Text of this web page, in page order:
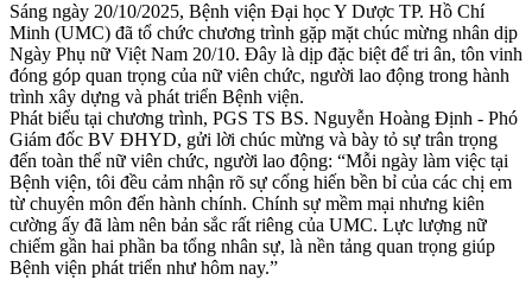
Sáng ngày 20/10/2025, Bệnh viện Đại học Y Dược TP. Hồ Chí
Minh (UMC) đã tổ chức chương trình gặp mặt chúc mừng nhân dịp
Ngày Phụ nữ Việt Nam 20/10. Đây là dịp đặc biệt để tri ân, tôn vinh
đóng góp quan trọng của nữ viên chức, người lao động trong hành
trình xây dựng và phát triển Bệnh viện.
Phát biểu tại chương trình, PGS TS BS. Nguyễn Hoàng Định - Phó
Giám đốc BV ĐHYD, gửi lời chúc mừng và bày tỏ sự trân trọng
đến toàn thể nữ viên chức, người lao động: “Mỗi ngày làm việc tại
Bệnh viện, tôi đều cảm nhận rõ sự cống hiến bền bỉ của các chị em
từ chuyên môn đến hành chính. Chính sự mềm mại nhưng kiên
cường ấy đã làm nên bản sắc rất riêng của UMC. Lực lượng nữ
chiếm gần hai phần ba tổng nhân sự, là nền tảng quan trọng giúp
Bệnh viện phát triển như hôm nay.”